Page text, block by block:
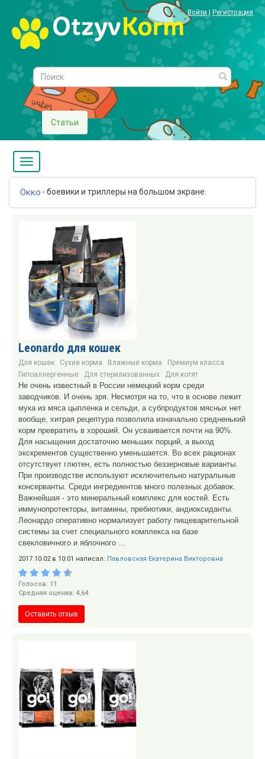
Войти| Регистрация
Статьи
Окко - боевики и триллеры на большом экране.
Leonardo для кошек
Для кошек Сухие корма Влажные корма
Премиум класса
Гипоаллергенные
Для стерилизованных Для котят
Не очень известный в России немецкий корм среди
заводчиков. И очень зря. Несмотря на то, что в основе лежит
мука из мяса цыпленка и сельди, а субпродуктов мясных нет
вообще, хитрая рецептура позволила изначально средненький
корм превратить в хороший. Он усваивается почти на 90%.
Для насыщения достаточно меньших порций, а выход
экскрементов существенно уменьшается. Во всех рационах
отсутствует глютен, есть полностью беззерновые варианты.
При производстве используют исключительно натуральные
консерванты. Среди ингредиентов много полезных добавок.
Важнейшая - это минеральный комплекс для костей. Есть
иммунопротекторы, витамины, пребиотики, андиоксиданты.
Леонардо оперативно нормализует работу пищеварительной
системы за счет специального комплекса на базе
свекловичного и яблочного ...
2017.10.02 в 10:01 написал: Павловская Екатерина Викторовна
Голосов: 11
Средняя оценка: 4,64
Оставить отзыв